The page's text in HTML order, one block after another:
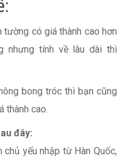
tường có giá thành cao hơn
nhưng tính về lâu dài thì
bong tróc thì bạn cũng
cao.
đây:
yếu nhập từ Hàn Quốc,